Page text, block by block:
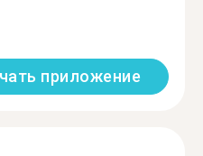
приложение